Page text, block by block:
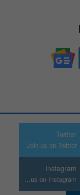
Twitter
Join us on Twitter
Instagram
Join us on Instagram